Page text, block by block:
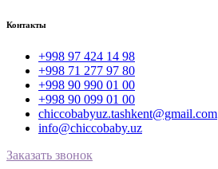
Контакты
+998 97 424 14 98
+998 71 277 97 80
+998 90 990 01 00
+998 90 099 01 00
chiccobabyuz.tashkent@gmail.com
info@chiccobaby.uz
Заказать звонок